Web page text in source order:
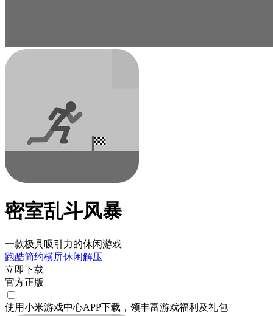
密室乱斗风暴
一款极具吸引力的休闲游戏
跑酷简约横屏休闲解压
立即下载
官方正版
使用小米游戏中心APP下载 ，领丰富游戏福利 及礼包